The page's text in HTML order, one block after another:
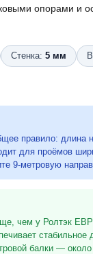
опорами и
Стенка: 5 мм
правило: длина
для проёмов
9-метровую
чем у Ролтэк
стабильное
балки — около